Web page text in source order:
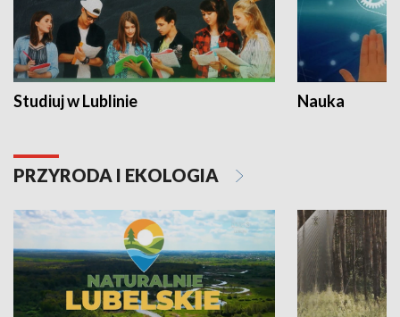
Studiuj w Lublinie Nauka
PRZYRODA I EKOLOGIA